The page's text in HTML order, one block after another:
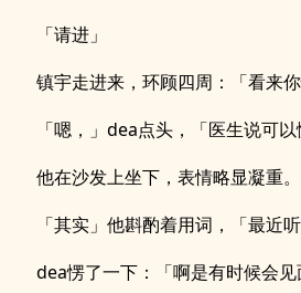
「请进」
镇宇走进来，环顾四周：「看来你
「嗯，」dea点头，「医生说可以
他在沙发上坐下，表情略显凝重。
「其实」他斟酌着用词，「最近
dea愣了一下：「啊是有时候会见